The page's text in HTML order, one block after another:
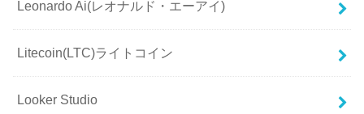
Leonardo Ai(レオナルド・エーアイ)
Litecoin(LTC)ライトコイン
Looker Studio